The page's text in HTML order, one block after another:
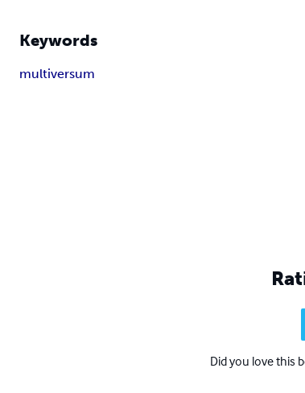
Keywords
multiversum
Did you love this